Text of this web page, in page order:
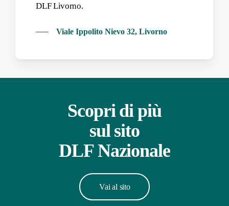
DLF Livorno.
Viale Ippolito Nievo 32, Livorno
Scopri di più
sul sito
DLF Nazionale
Vai al sito